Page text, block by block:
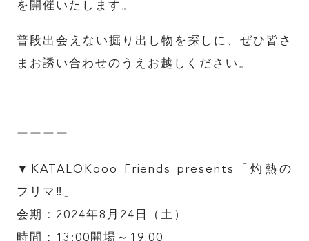
を開催いたします。
普段出会えない掘り出し物を探しに、ぜひ皆さ
まお誘い合わせのうえお越しください。
ーーーー
▼KATALOKooo Friends presents「灼熱の
フリマ‼︎」
会期：2024年8月24日（土）
時間：13:00開場～19:00